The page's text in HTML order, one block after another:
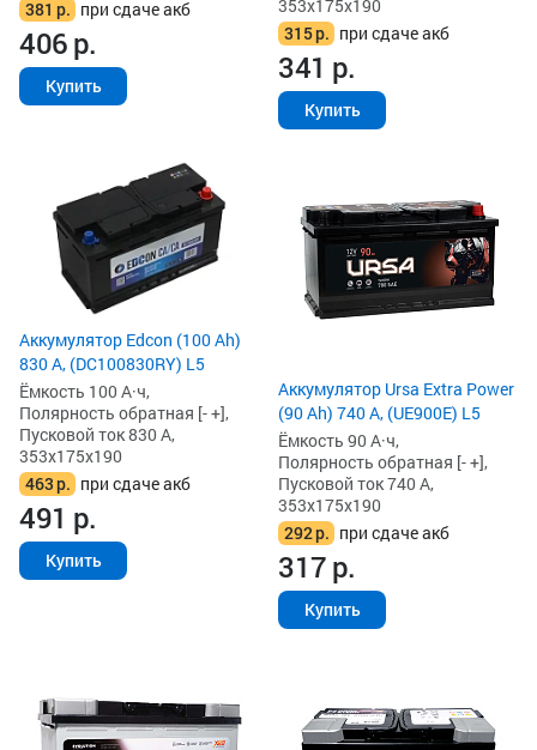
381 р. при сдаче акб
406р.
Купить
353x175x190
315р. при сдаче акб
341 р.
Купить
Аккумулятор Edcon (100 Ah)
830 А, (DC100830RY) L5
Ёмкость 100 А·ч,
Полярность обратная [- +],
Пусковой ток 830 А,
353x175x190
463р. при сдаче акб
491 р.
Купить
Аккумулятор Ursa Extra Power
(90 Ah) 740 А, (UE900E) L5
Ёмкость 90 А·ч,
Полярность обратная [- +],
Пусковой ток 740 А,
353x175x190
292р. при сдаче акб
317р.
Купить